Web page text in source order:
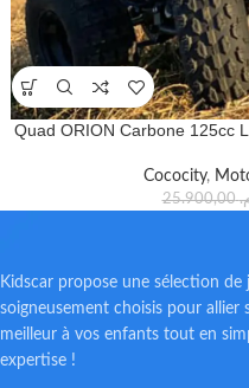
Quad ORION Carbone 125cc
Cococity,
25.900,00
Kidscar propose une sélection
soigneusement choisis pour allier
meilleur à vos enfants tout en
expertise !